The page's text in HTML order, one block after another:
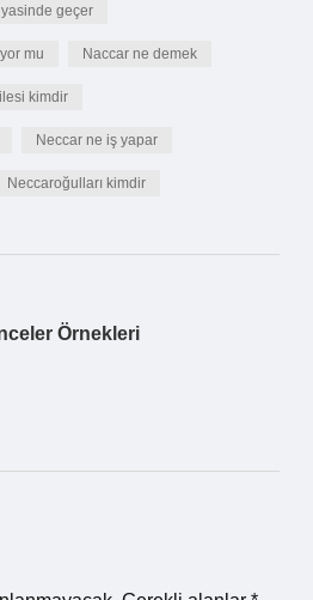
yasinde geçer
mu Naccar ne demek
kimdir
Neccar ne iş yapar
Neccaroğulları kimdir
Örnekleri